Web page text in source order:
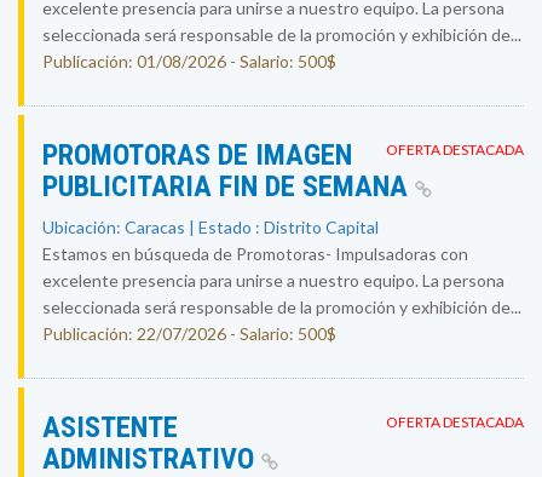
excelente presencia para unirse a nuestro equipo. La persona
seleccionada será responsable de la promoción y exhibición de...
Publicación: 01/08/2026 - Salario: 500$
OFERTA DESTACADA
PROMOTORAS DE IMAGEN
PUBLICITARIA FIN DE SEMANA
Ubicación: Caracas | Estado : Distrito Capital
Estamos en búsqueda de Promotoras- Impulsadoras con
excelente presencia para unirse a nuestro equipo. La persona
seleccionada será responsable de la promoción y exhibición de...
Publicación: 22/07/2026 - Salario: 500$
OFERTA DESTACADA
ASISTENTE
ADMINISTRATIVO